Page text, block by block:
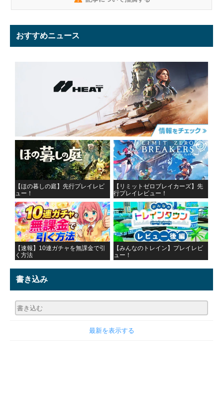
おすすめニュース
【ほの暮しの庭】先行プレイレビ
ュー！
【リミットゼロブレイカーズ】先
行プレイレビュー！
【速報】10連ガチャを無課金で引
く方法
【みんなのトレイン】プレイレビ
ュー！
書き込み
最新を表示する